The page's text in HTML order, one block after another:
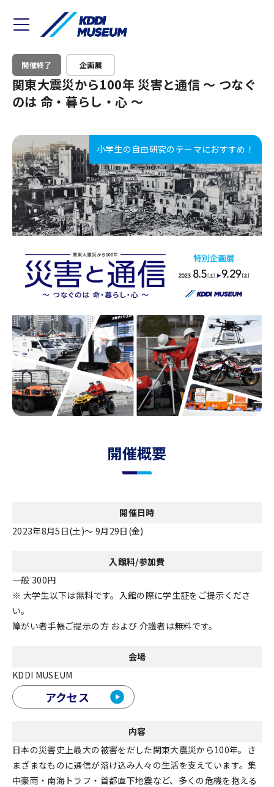
開催終了 企画展
関東大震災から100年 災害と通信 〜 つなぐ
のは 命・暮らし・⼼ 〜
小学生の自由研究のテーマにおすすめ！
開催概要
開催日時
2023年8⽉5⽇(⼟)〜 9⽉29⽇(金)
入館料/参加費
⼀般 300円
※ ⼤学⽣以下は無料です。⼊館の際に学⽣証をご提⽰くださ
い。
障がい者⼿帳ご提⽰の⽅ および 介護者は無料です。
会場
KDDI MUSEUM
アクセス
内容
日本の災害史上最大の被害をだした関東大震災から100年。さ
まざまなものに通信が溶け込み人々の生活を支えています。集
中豪雨・南海トラフ・首都直下地震など、多くの危機を抱える